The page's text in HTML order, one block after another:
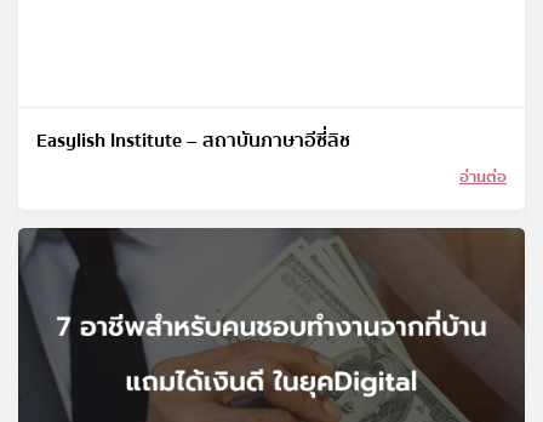
Easylish Institute – สถาบันภาษาอีซี่ลิช
อ่านต่อ